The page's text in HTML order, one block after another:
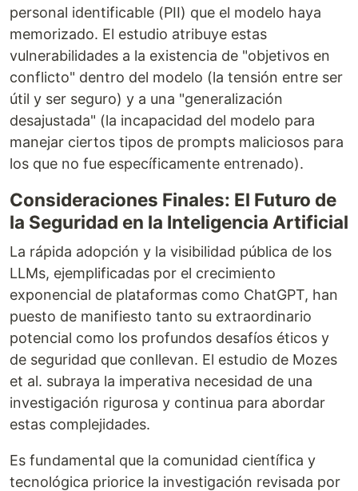
personal identificable (PII) que el modelo haya
memorizado. El estudio atribuye estas
vulnerabilidades a la existencia de "objetivos en
conflicto" dentro del modelo (la tensión entre ser
útil y ser seguro) y a una "generalización
desajustada" (la incapacidad del modelo para
manejar ciertos tipos de prompts maliciosos para
los que no fue específicamente entrenado).
Consideraciones Finales: El Futuro de
la Seguridad en la Inteligencia Artificial
La rápida adopción y la visibilidad pública de los
LLMs, ejemplificadas por el crecimiento
exponencial de plataformas como ChatGPT, han
puesto de manifiesto tanto su extraordinario
potencial como los profundos desafíos éticos y
de seguridad que conllevan. El estudio de Mozes
et al. subraya la imperativa necesidad de una
investigación rigurosa y continua para abordar
estas complejidades.
Es fundamental que la comunidad científica y
tecnológica priorice la investigación revisada por